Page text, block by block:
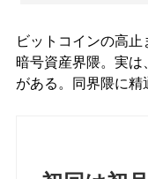
ビットコインの高
暗号資産界隈。実
がある。同界隈に精